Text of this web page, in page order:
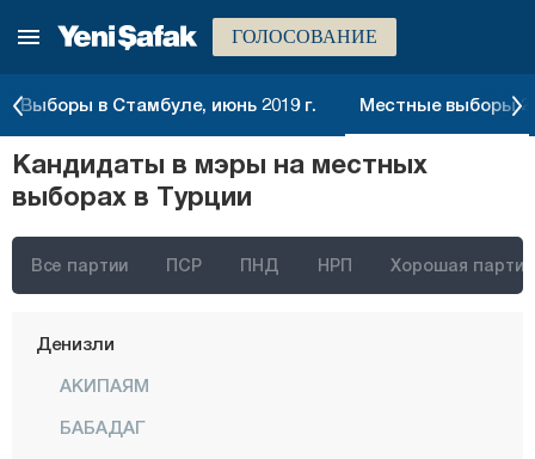
ГОЛОСОВАНИЕ
Выборы в Стамбуле, июнь 2019 г. Местные выборы
Кандидаты в мэры на местных
выборах в Турции
Все партии ПСР ПНД НРП Хорошая партия
Битлис
Бурса
Чанаккале
Чорум
Денизли
АКИПАЯМ
БАБАДАГ